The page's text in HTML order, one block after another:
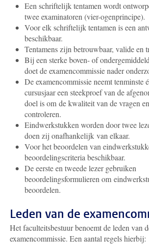
Een schriftelijk tentamen wordt
twee examinatoren (vier-ogenprincipe).
Voor elk schriftelijk tentamen is een
beschikbaar.
Tentamens zijn betrouwbaar, valide en
Bij een sterke boven- of
doet de examencommissie nader
De examencommissie neemt tenminste
cursusjaar een steekproef van de
doel is om de kwaliteit van de vragen
controleren.
Eindwerkstukken worden door twee
doen zij onafhankelijk van elkaar.
Voor het beoordelen van
beoordelingscriteria beschikbaar.
De eerste en tweede lezer gebruiken
beoordelingsformulieren om
beoordelen.
Leden van de
Het faculteitsbestuur benoemt de leden van
examencommissie. Een aantal regels hierbij: